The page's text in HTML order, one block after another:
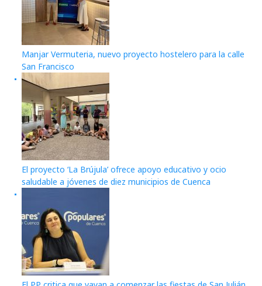
Manjar Vermuteria, nuevo proyecto hostelero para la calle
San Francisco
El proyecto ‘La Brújula’ ofrece apoyo educativo y ocio
saludable a jóvenes de diez municipios de Cuenca